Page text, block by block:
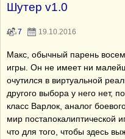
Шутер v1.0
7 19.10.2016
Макс, обычный парень
игры. Он не имеет ни
очутился в виртуальной
другого выбора у него нет,
класс Варлок, аналог
мир постапокалиптической
что для того, чтобы здесь